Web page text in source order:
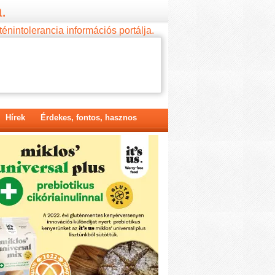
információs portálja.
Hírek Érdekes, fontos, hasznos